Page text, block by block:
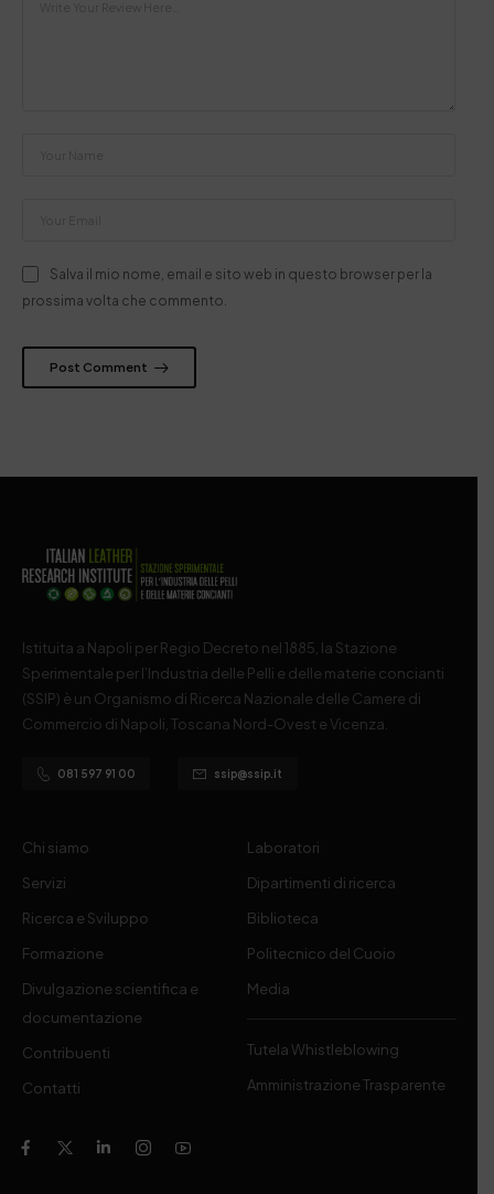
Salva il mio nome, email e sito web in questo browser per la
prossima volta che commento.
Post Comment
Istituita a Napoli per Regio Decreto nel 1885, la Stazione
Sperimentale per l’Industria delle Pelli e delle materie concianti
(SSIP) è un Organismo di Ricerca Nazionale delle Camere di
Commercio di Napoli, Toscana Nord-Ovest e Vicenza.
081 597 91 00 ssip@ssip.it
Chi siamo
Servizi
Ricerca e Sviluppo
Formazione
Divulgazione scientifica e
documentazione
Contribuenti
Contatti
Laboratori
Dipartimenti di ricerca
Biblioteca
Politecnico del Cuoio
Media
Tutela Whistleblowing
Amministrazione Trasparente